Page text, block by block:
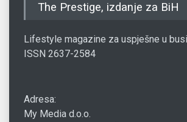
The Prestige, izdanje za BiH
Lifestyle magazine za uspješne u
ISSN 2637-2584
Adresa:
My Media d.o.o.